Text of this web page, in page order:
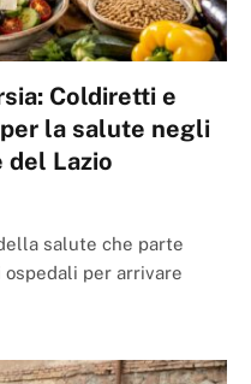
Coldiretti e
la salute negli
del Lazio
salute che parte
per arrivare